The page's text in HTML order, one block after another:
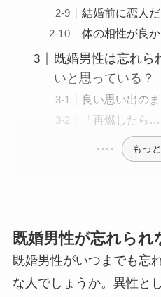
結婚前に恋人
体の相性が良
既婚男性は忘れら
いと思っている？
良い思い出の
「再燃したら
もっ
既婚男性が忘れられ
既婚男性がいつまでも忘
な人でしょうか。異性と